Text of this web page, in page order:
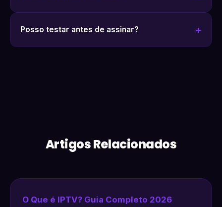
Posso testar antes de assinar?
Artigos Relacionados
O Que é IPTV? Guia Completo 2026